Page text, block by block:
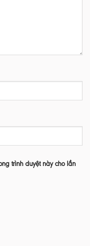
trình duyệt này cho lần